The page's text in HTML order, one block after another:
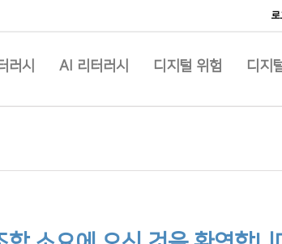
로
러시 AI 리터러시 디지털 위험 디지